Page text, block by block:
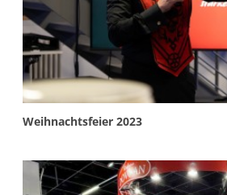
More info
Weihnachtsfeier 2023